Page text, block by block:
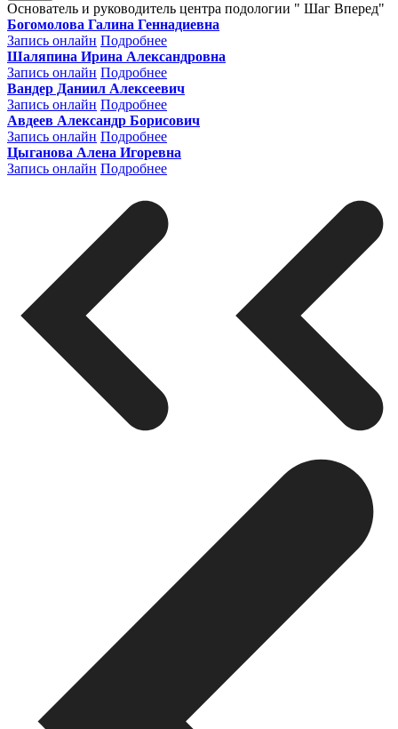
Основатель и руководитель центра подологии " Шаг Вперед"
Богомолова Галина Геннадиевна
Запись онлайн Подробнее
Шаляпина Ирина Александровна
Запись онлайн Подробнее
Вандер Даниил Алексеевич
Запись онлайн Подробнее
Авдеев Александр Борисович
Запись онлайн Подробнее
Цыганова Алена Игоревна
Запись онлайн Подробнее